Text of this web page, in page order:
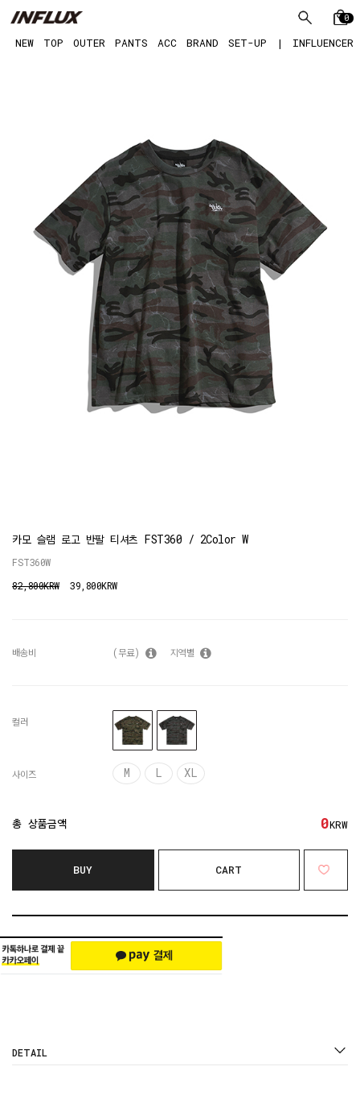
0
NEW TOP OUTER PANTS ACC BRAND SET-UP | INFLUENCER
카모 슬램 로고 반팔 티셔츠 FST360 / 2Color W
FST360W
82,800KRW
39,800KRW
배송비 (무료) 지역별
컬러
사이즈 M L XL
총 상품금액 0KRW
BUY CART
DETAIL